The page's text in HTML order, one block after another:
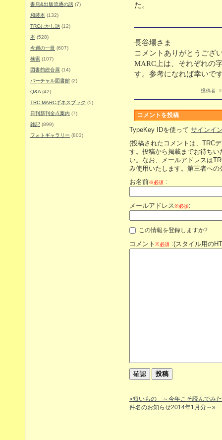
書店&出版流通の話 (7)
和装本 (132)
TRCむかし話 (12)
本 (528)
今週の一冊 (607)
検索 (107)
図書館総合展 (14)
バーチャル図書館 (2)
Q&A (42)
TRC MARCギネスブック (5)
日刊新刊全点案内 (7)
雑記 (899)
フォトギャラリー (803)
た。
長谷場さま
コメントありがとうござ
MARC上は、それぞれの
す。参考になれば幸いで
投稿者:
コメントを投稿
TypeKey IDを使って サインイ
(投稿されたコメントは、TRC
す。投稿から掲載までお待ち
い。なお、メールアドレスは
み使用いたします。第三者へ
お名前※必須 :
メールアドレス※必須:
この情報を登録しますか?
コメント ※必須 :(スタイル用の
«短いもの ～今年こそ読んでみ
件名のお知らせ2014年1月分～»